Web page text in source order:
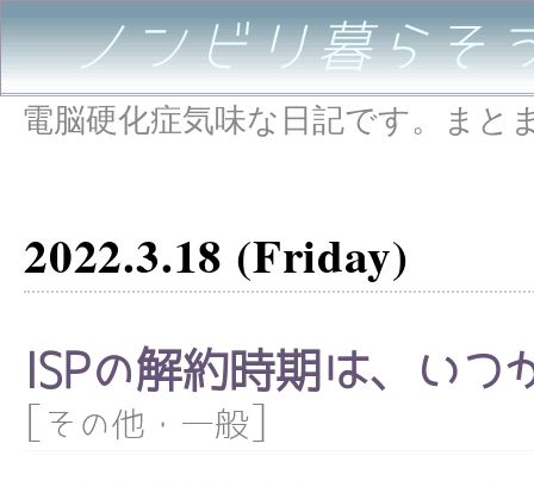
ノンビリ暮らそ
電脳硬化症気味な日記です。まと
2022.3.18 (Friday)
ISPの解約時期は、いつ
その他・一般